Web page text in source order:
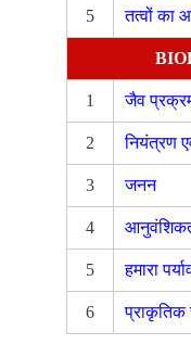
5 तत्वों का
1 जैव
2 नियंत्रण
3 जनन
4
5 हमारा
6